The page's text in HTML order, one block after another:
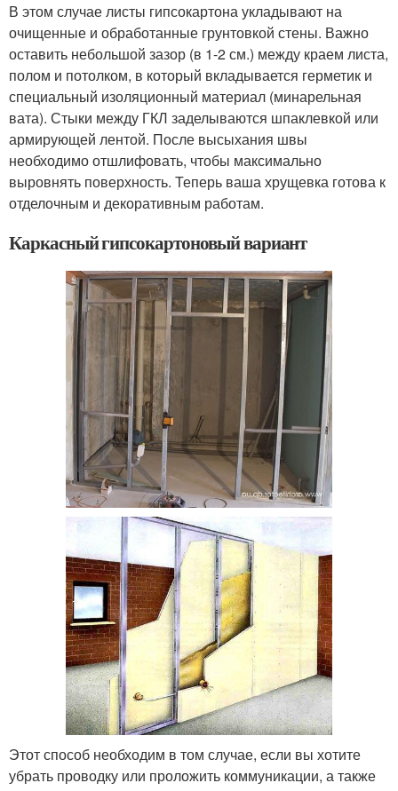
В этом случае листы гипсокартона укладывают на
очищенные и обработанные грунтовкой стены. Важно
оставить небольшой зазор (в 1-2 см.) между краем листа,
полом и потолком, в который вкладывается герметик и
специальный изоляционный материал (минарельная
вата). Стыки между ГКЛ заделываются шпаклевкой или
армирующей лентой. После высыхания швы
необходимо отшлифовать, чтобы максимально
выровнять поверхность. Теперь ваша хрущевка готова к
отделочным и декоративным работам.
Каркасный гипсокартоновый вариант
Этот способ необходим в том случае, если вы хотите
убрать проводку или проложить коммуникации, а также